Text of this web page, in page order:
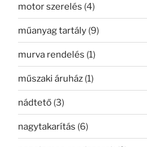
motor szerelés (4)
műanyag tartály (9)
murva rendelés (1)
műszaki áruház (1)
nádtető (3)
nagytakarítás (6)